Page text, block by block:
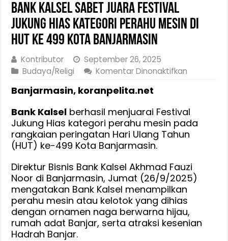
Bank Kalsel Sabet Juara Festival
Jukung Hias Kategori Perahu Mesin di
HUT ke 499 Kota Banjarmasin
Kontributor
September 26, 2025
Budaya/Religi
Komentar Dinonaktifkan
Juara
Festival
Jukung
Kategori
Perahu
di
HUT
ke
Banjarmasin, koranpelita.net
Bank Kalsel berhasil menjuarai Festival
Jukung Hias kategori perahu mesin pada
rangkaian peringatan Hari Ulang Tahun
(HUT) ke-499 Kota Banjarmasin.
Direktur Bisnis Bank Kalsel Akhmad Fauzi
Noor di Banjarmasin, Jumat (26/9/2025)
mengatakan Bank Kalsel menampilkan
perahu mesin atau kelotok yang dihias
dengan ornamen naga berwarna hijau,
rumah adat Banjar, serta atraksi kesenian
Hadrah Banjar.